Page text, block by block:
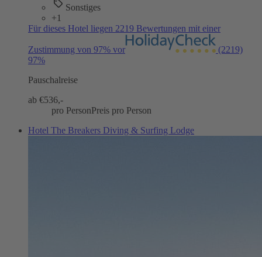
Sonstiges
+1
Für dieses Hotel liegen 2219 Bewertungen mit einer
Zustimmung von 97% vor
(2219)
97%
Pauschalreise
ab €536,-
pro PersonPreis pro Person
Hotel The Breakers Diving & Surfing Lodge